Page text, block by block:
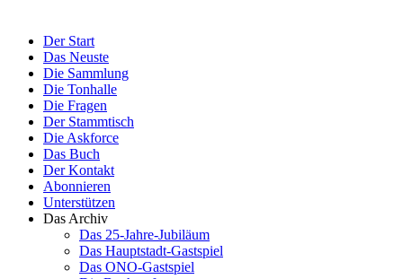
Der Start
Das Neuste
Die Sammlung
Die Tonhalle
Die Fragen
Der Stammtisch
Die Askforce
Das Buch
Der Kontakt
Abonnieren
Unterstützen
Das Archiv
Das 25-Jahre-Jubiläum
Das Hauptstadt-Gastspiel
Das ONO-Gastspiel